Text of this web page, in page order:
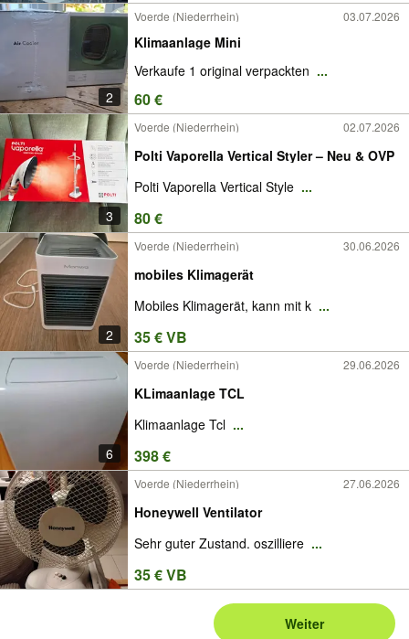
2
Voerde (Niederrhein) 03.07.2026
Klimaanlage Mini
Verkaufe 1 original verpackten ...
60 €
3
Voerde (Niederrhein) 02.07.2026
Polti Vaporella Vertical Styler – Neu & OVP
Polti Vaporella Vertical Style ...
80 €
2
Voerde (Niederrhein) 30.06.2026
mobiles Klimagerät
Mobiles Klimagerät, kann mit k ...
35 € VB
6
Voerde (Niederrhein) 29.06.2026
KLimaanlage TCL
Klimaanlage Tcl ...
398 €
Voerde (Niederrhein) 27.06.2026
Honeywell Ventilator
Sehr guter Zustand. oszilliere ...
35 € VB
Weiter